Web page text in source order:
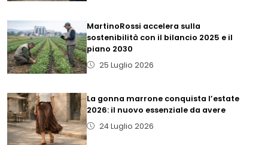
MartinoRossi accelera sulla
sostenibilità con il bilancio 2025 e il
piano 2030
25 Luglio 2026
La gonna marrone conquista l’estate
2026: il nuovo essenziale da avere
24 Luglio 2026